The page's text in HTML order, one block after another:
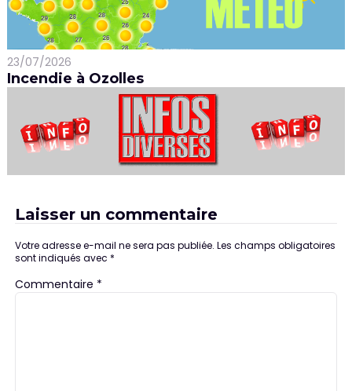
23/07/2026
Incendie à Ozolles
Laisser un commentaire
Votre adresse e-mail ne sera pas publiée. Les champs obligatoires
sont indiqués avec *
Commentaire *